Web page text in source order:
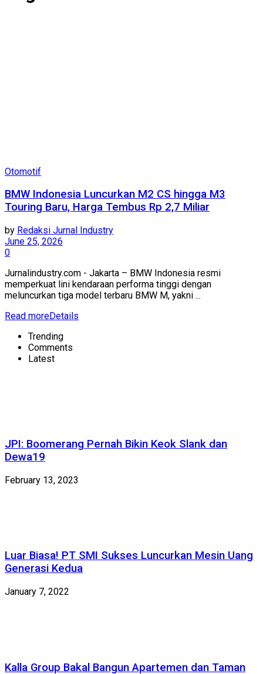
Otomotif
BMW Indonesia Luncurkan M2 CS hingga M3
Touring Baru, Harga Tembus Rp 2,7 Miliar
by Redaksi Jurnal Industry
June 25, 2026
0
Jurnalindustry.com - Jakarta – BMW Indonesia resmi
memperkuat lini kendaraan performa tinggi dengan
meluncurkan tiga model terbaru BMW M, yakni ...
Read moreDetails
Trending
Comments
Latest
JPI: Boomerang Pernah Bikin Keok Slank dan
Dewa19
February 13, 2023
Luar Biasa! PT SMI Sukses Luncurkan Mesin Uang
Generasi Kedua
January 7, 2022
Kalla Group Bakal Bangun Apartemen dan Taman